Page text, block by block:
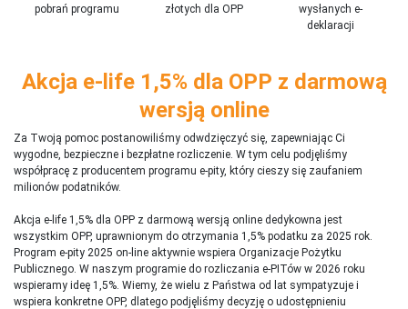
pobrań programu
złotych dla OPP
wysłanych e-
deklaracji
Akcja e-life 1,5% dla OPP z darmową
wersją online
Za Twoją pomoc postanowiliśmy odwdzięczyć się, zapewniając Ci
wygodne, bezpieczne i bezpłatne rozliczenie. W tym celu podjęliśmy
współpracę z producentem programu e-pity, który cieszy się zaufaniem
milionów podatników.
Akcja e-life 1,5% dla OPP z darmową wersją online dedykowna jest
wszystkim OPP, uprawnionym do otrzymania 1,5% podatku za 2025 rok.
Program e-pity 2025 on-line aktywnie wspiera Organizacje Pożytku
Publicznego. W naszym programie do rozliczania e-PITów w 2026 roku
wspieramy ideę 1,5%. Wiemy, że wielu z Państwa od lat sympatyzuje i
wspiera konkretne OPP, dlatego podjęliśmy decyzję o udostępnieniu